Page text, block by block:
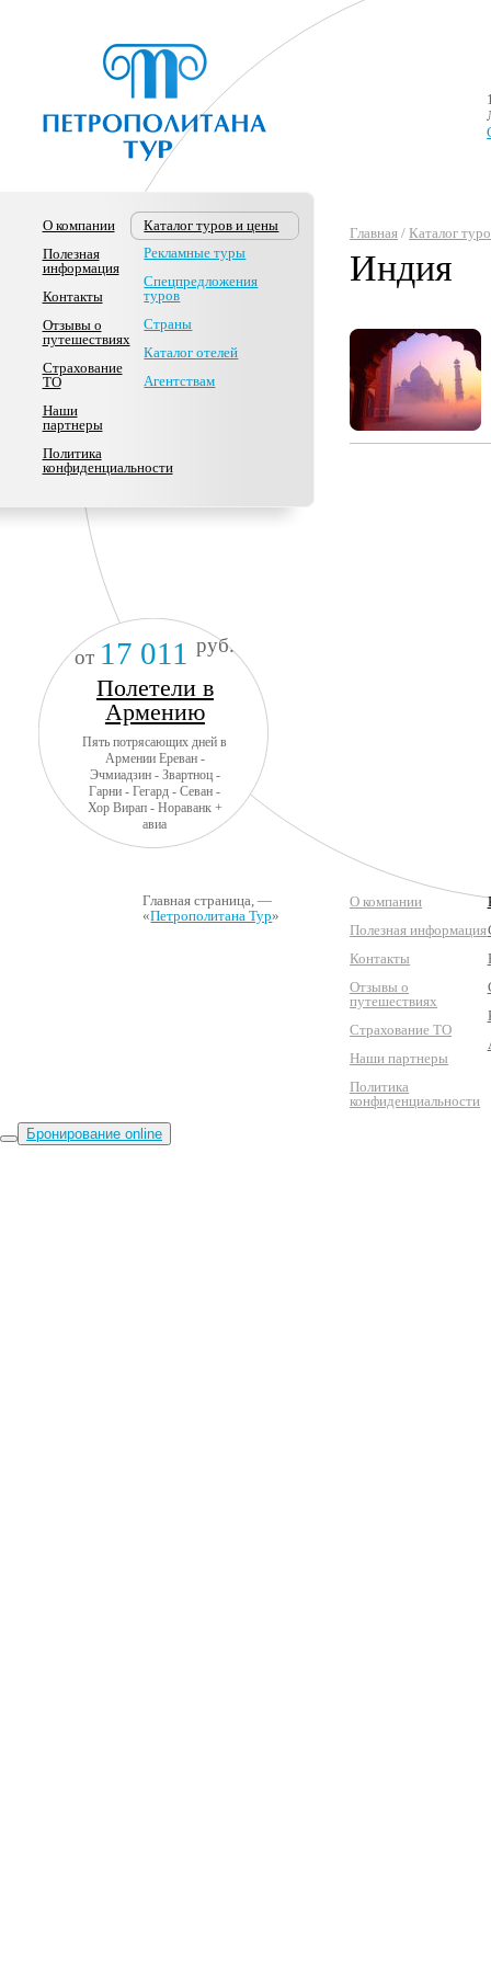
О компании
Полезная
информация
Контакты
Отзывы о
путешествиях
Страхование
ТО
Наши
партнеры
Политика
конфиденциальности
Каталог туров и цены
Рекламные туры
Спецпредложения
туров
Страны
Каталог отелей
Агентствам
от 17 011руб.
Полетели в
Армению
Пять потрясающих дней в
Армении Ереван -
Эчмиадзин - Звартноц -
Гарни - Гегард - Севан -
Хор Вирап - Нораванк +
авиа
Главная /Каталог
Индия
Главная страница, —
«Петрополитана Тур»
О компании
Полезная информация
Контакты
Отзывы о
путешествиях
Страхование ТО
Наши партнеры
Политика
конфиденциальности
Бронирование online